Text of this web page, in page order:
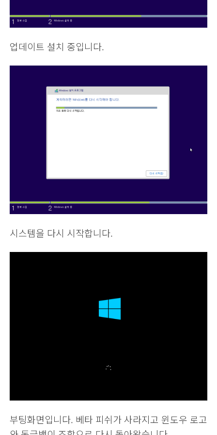
업데이트 설치 중입니다.
시스템을 다시 시작합니다.
부팅화면입니다. 베타 피쉬가 사라지고 윈도우 로고